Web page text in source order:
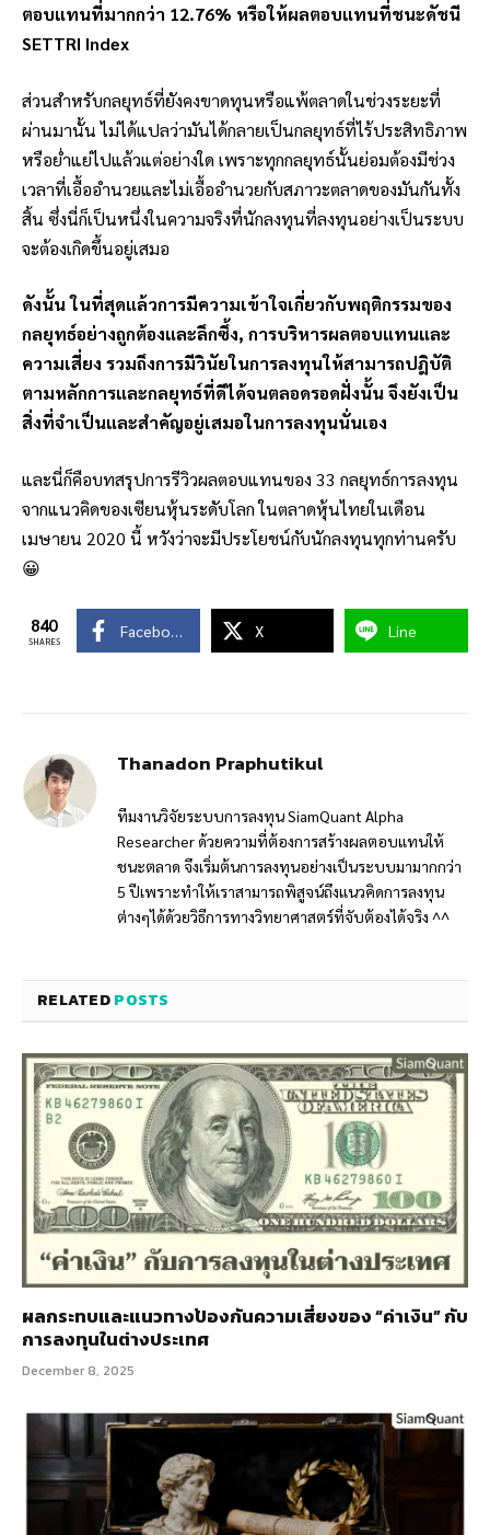
ตอบแทนที่มากกว่า 12.76% หรือให้ผลตอบแทนที่ชนะดัชนี
SETTRI Index
ส่วนสำหรับกลยุทธ์ที่ยังคงขาดทุนหรือแพ้ตลาดในช่วงระยะที่
ผ่านมานั้น ไม่ได้แปลว่ามันได้กลายเป็นกลยุทธ์ที่ไร้ประสิทธิภาพ
หรือย่ำแย่ไปแล้วแต่อย่างใด เพราะทุกกลยุทธ์นั้นย่อมต้องมีช่วง
เวลาที่เอื้ออำนวยและไม่เอื้ออำนวยกับสภาวะตลาดของมันกันทั้ง
สิ้น ซึ่งนี่ก็เป็นหนึ่งในความจริงที่นักลงทุนที่ลงทุนอย่างเป็นระบบ
จะต้องเกิดขึ้นอยู่เสมอ
ดังนั้น ในที่สุดแล้วการมีความเข้าใจเกี่ยวกับพฤติกรรมของ
กลยุทธ์อย่างถูกต้องและลึกซึ้ง, การบริหารผลตอบแทนและ
ความเสี่ยง รวมถึงการมีวินัยในการลงทุนให้สามารถปฎิบัติ
ตามหลักการและกลยุทธ์ที่ดีได้จนตลอดรอดฝั่งนั้น จึงยังเป็น
สิ่งที่จำเป็นและสำคัญอยู่เสมอในการลงทุนนั่นเอง
และนี่ก็คือบทสรุปการรีวิวผลตอบแทนของ 33 กลยุทธ์การลงทุน
จากแนวคิดของเซียนหุ้นระดับโลก ในตลาดหุ้นไทยในเดือน
เมษายน 2020 นี้ หวังว่าจะมีประโยชน์กับนักลงทุนทุกท่านครับ
😀
840
SHARES
Facebook X Line
Thanadon Praphutikul
ทีมงานวิจัยระบบการลงทุน SiamQuant Alpha
Researcher ด้วยความที่ต้องการสร้างผลตอบแทนให้
ชนะตลาด จึงเริ่มต้นการลงทุนอย่างเป็นระบบมามากกว่า
5 ปีเพราะทำให้เราสามารถพิสูจน์ถึงแนวคิดการลงทุน
ต่างๆได้ด้วยวิธีการทางวิทยาศาสตร์ที่จับต้องได้จริง ^^
RELATEDPOSTS
ผลกระทบและแนวทางป้องกันความเสี่ยงของ “ค่าเงิน” กับ
การลงทุนในต่างประเทศ
December 8, 2025